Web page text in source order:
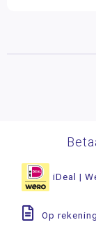
iDeal |
Op